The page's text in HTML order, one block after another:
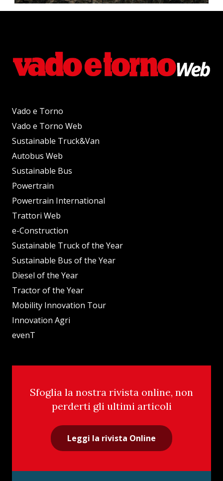
Vado e Torno
Vado e Torno Web
Sustainable Truck&Van
Autobus Web
Sustainable Bus
Powertrain
Powertrain International
Trattori Web
e-Construction
Sustainable Truck of the Year
Sustainable Bus of the Year
Diesel of the Year
Tractor of the Year
Mobility Innovation Tour
Innovation Agri
evenT
Sfoglia la nostra rivista online, non
perderti gli ultimi articoli
Leggi la rivista Online